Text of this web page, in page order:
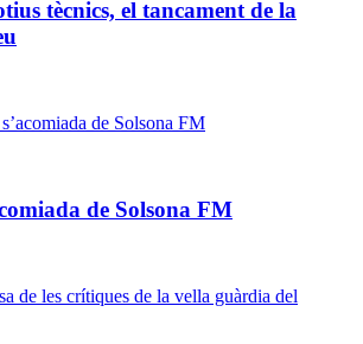
tècnics, el tancament de la
de Solsona FM